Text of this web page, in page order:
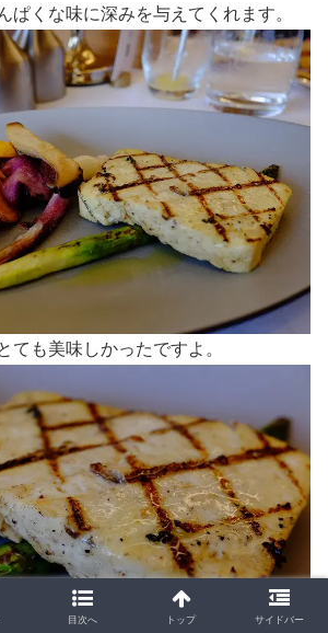
ぱくな味に深みを与えてくれます。
ても美味しかったですよ。
目次へ トップ サイドバー